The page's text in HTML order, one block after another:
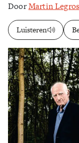
DoorMartin Legros
Luisteren